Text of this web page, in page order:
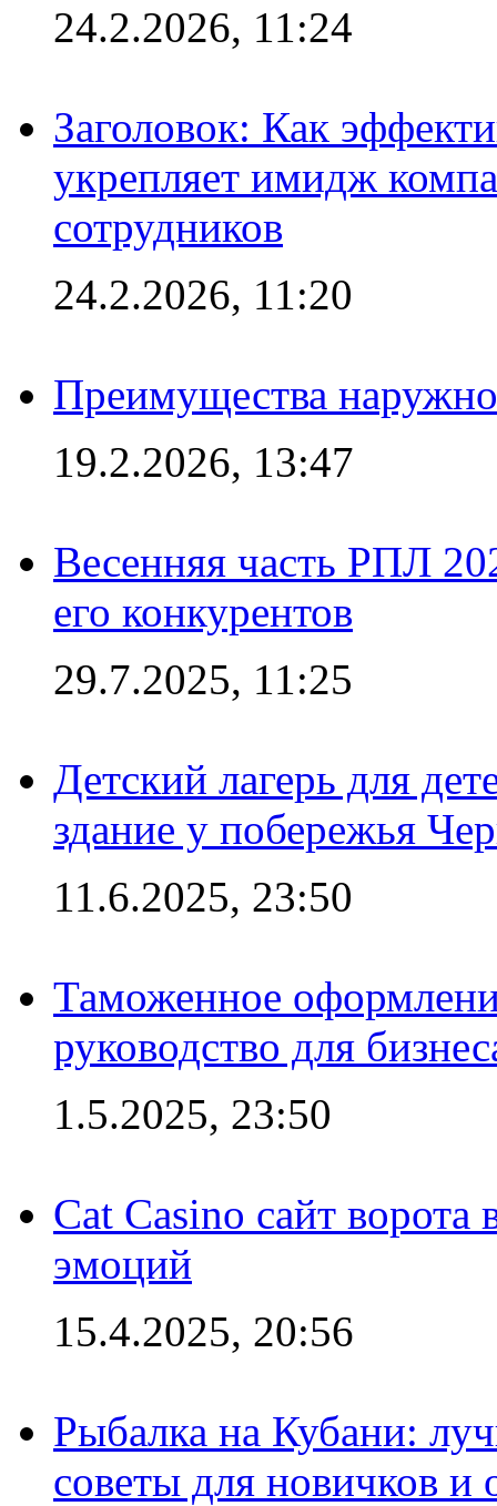
24.2.2026, 11:24
Заголовок: Как
укрепляет имидж
сотрудников
24.2.2026, 11:20
Преимущества
19.2.2026, 13:47
Весенняя часть РПЛ
его конкурентов
29.7.2025, 11:25
Детский лагерь для
здание у побережья
11.6.2025, 23:50
Таможенное
руководство для
1.5.2025, 23:50
Cat Casino сайт
эмоций
15.4.2025, 20:56
Рыбалка на Кубани:
советы для новичков